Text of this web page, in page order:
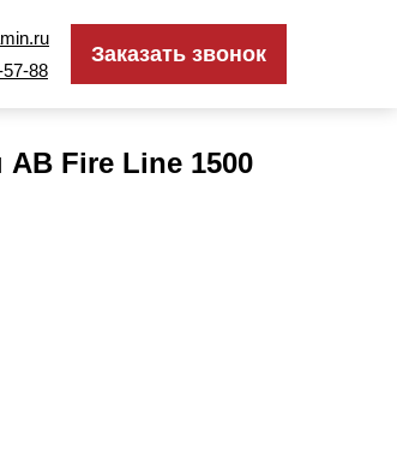
Заказать звонок
88
Заказать звонок
88
Fire Line 1500